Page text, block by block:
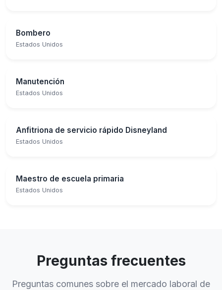
Bombero
Estados Unidos
Manutención
Estados Unidos
Anfitriona de servicio rápido Disneyland
Estados Unidos
Maestro de escuela primaria
Estados Unidos
Preguntas frecuentes
Preguntas comunes sobre el mercado laboral de